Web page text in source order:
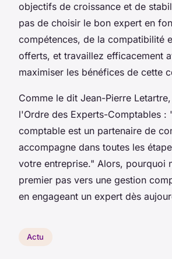
objectifs de croissance et de
pas de choisir le bon expert en
compétences, de la compatibilité
offerts, et travaillez efficacement
maximiser les bénéfices de cette
Comme le dit Jean-Pierre Letartre
l'Ordre des Experts-Comptables :
comptable est un partenaire de
accompagne dans toutes les
votre entreprise." Alors, pourquoi
premier pas vers une gestion
en engageant un expert dès
Actu